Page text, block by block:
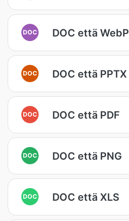
DOC DOC että WebP
DOC DOC että PPTX
DOC DOC että PDF
DOC DOC että PNG
DOC DOC että XLS